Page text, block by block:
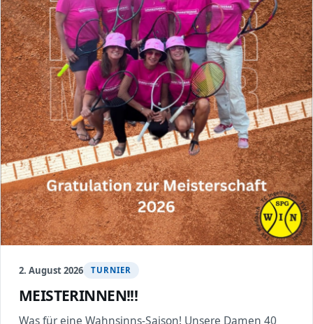
2. August 2026 TURNIER
MEISTERINNEN!!!
Was für eine Wahnsinns-Saison! Unsere Damen 40